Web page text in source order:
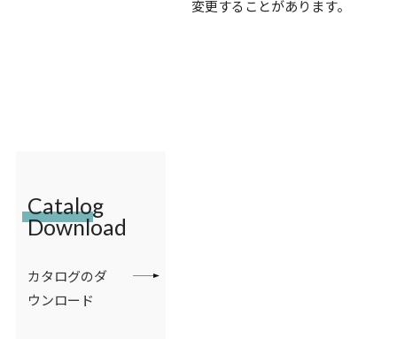
変更することがあります。
Catalog
Download
カタログのダ
ウンロード